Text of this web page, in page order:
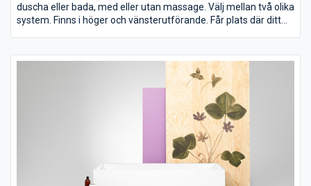
duscha eller bada, med eller utan massage. Välj mellan två olika
system. Finns i höger och vänsterutförande. Får plats där ditt